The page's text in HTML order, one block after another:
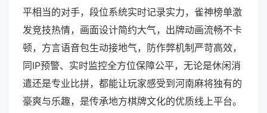
平相当的对手，段位系统实时记录实力，雀神榜单激
发竞技热情，画面设计简约大气，出牌动画流畅不卡
顿，方言语音包生动接地气，防作弊机制严苛高效，
同IP预警、实时监控全方位保障公平，无论是休闲消
遣还是专业比拼，都能让玩家感受到河南麻将独有的
豪爽与乐趣，是传承地方棋牌文化的优质线上平台。